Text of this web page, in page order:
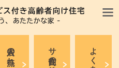
入居の流れ サ高住の特徴